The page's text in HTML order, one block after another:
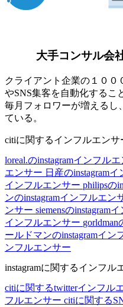
大手コンサル会
クライアント企業の１００
やSNS集客を自動化するこ
毎月フォロワーが増えるし
ている。
citiに関するインフルエンサ
loreal.のinstagramインフル
エンサー 日産のinstagram
インフルエンサー philipsの
ンのinstagramインフルエン
ンサー siemensのinstagram
インフルエンサー gorldman
ールドマンのinstagramイン
ンフルエンサー
instagramに関するインフル
citiに関するtwitterインフル
フルエンサー citiに関する